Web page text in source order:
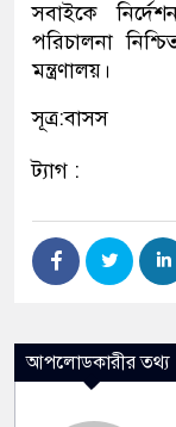
সবাইকে
পরিচালনা
মন্ত্রণালয়।
সূত্র:বাসস
ট্যাগ :
আপলোডকারীর তথ্য